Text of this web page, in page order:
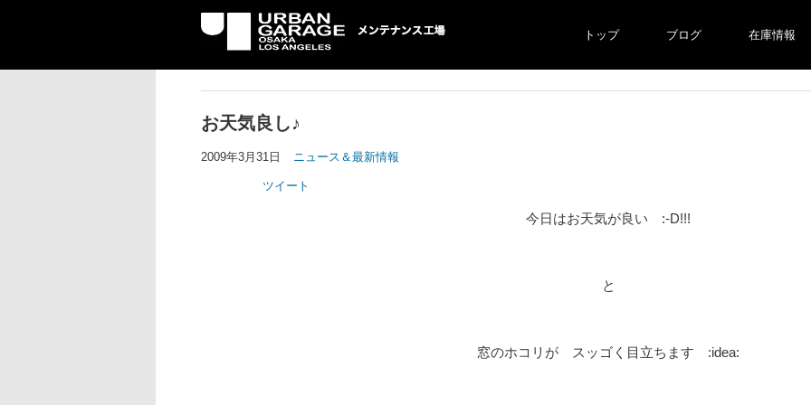
UG メンテナンス工場
トップ ブログ 在庫情報
お天気良し♪
2009年3月31日 ニュース＆最新情報
ツイート
今日はお天気が良い :-D!!!
と
窓のホコリが スッゴく目立ちます :idea: